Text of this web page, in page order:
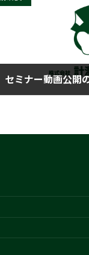
セミナー動画公開